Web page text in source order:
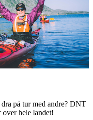
på tur med andre? DNT
over hele landet!